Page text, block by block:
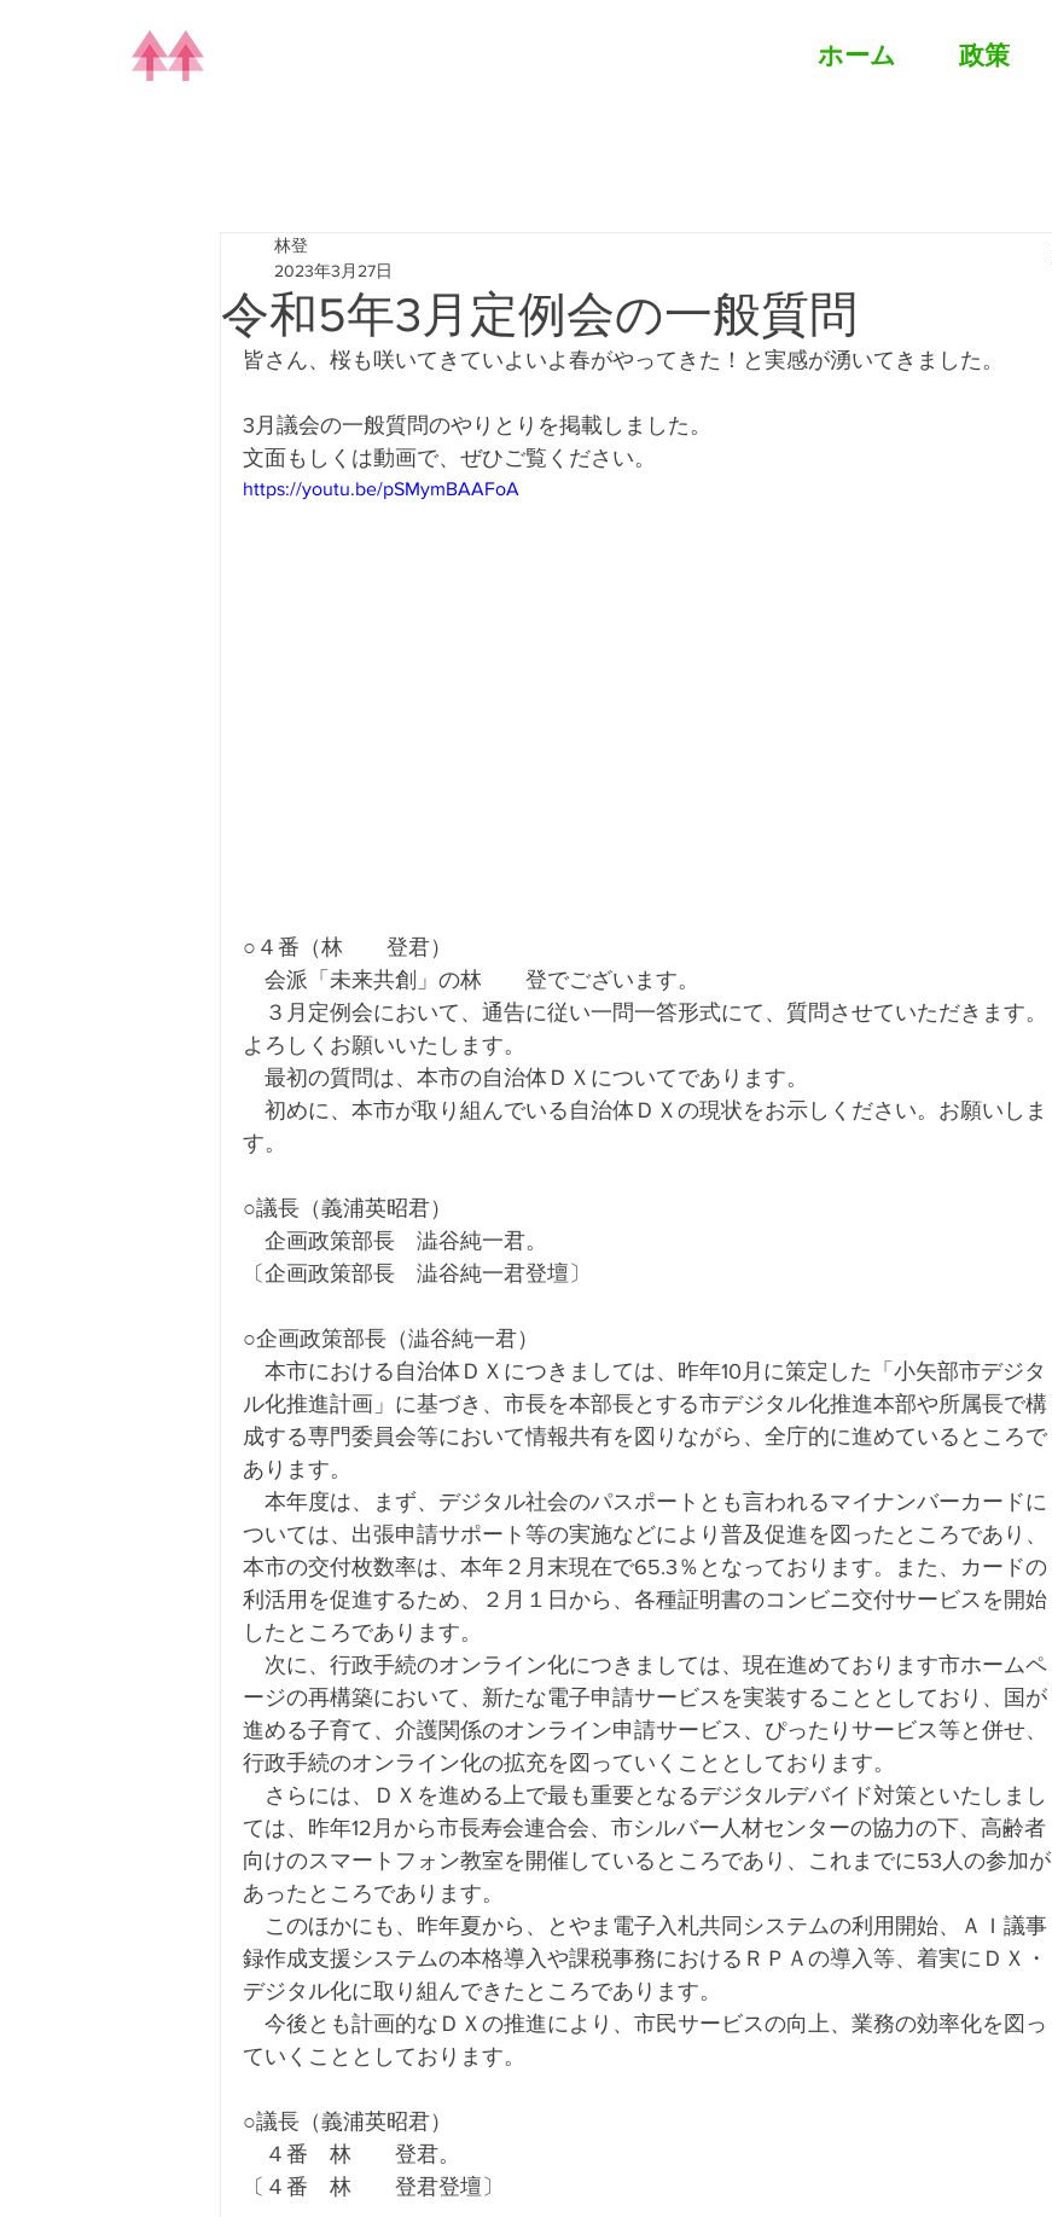
ホーム 政策
令和5年3月定例会の一般質問
林登
2023年3月27日
皆さん、桜も咲いてきていよいよ春がやってきた！と実感が湧いてきました。
3月議会の一般質問のやりとりを掲載しました。
文面もしくは動画で、ぜひご覧ください。
https://youtu.be/pSMymBAAFoA
○４番（林　　登君）
会派「未来共創」の林　　登でございます。
３月定例会において、通告に従い一問一答形式にて、質問させていただきます。
よろしくお願いいたします。
最初の質問は、本市の自治体ＤＸについてであります。
初めに、本市が取り組んでいる自治体ＤＸの現状をお示しください。お願いしま
す。
○議長（義浦英昭君）
企画政策部長　澁谷純一君。
〔企画政策部長　澁谷純一君登壇〕
○企画政策部長（澁谷純一君）
本市における自治体ＤＸにつきましては、昨年10月に策定した「小矢部市デジタ
ル化推進計画」に基づき、市長を本部長とする市デジタル化推進本部や所属長で構
成する専門委員会等において情報共有を図りながら、全庁的に進めているところで
あります。
本年度は、まず、デジタル社会のパスポートとも言われるマイナンバーカードに
ついては、出張申請サポート等の実施などにより普及促進を図ったところであり、
本市の交付枚数率は、本年２月末現在で65.3％となっております。また、カードの
利活用を促進するため、２月１日から、各種証明書のコンビニ交付サービスを開始
したところであります。
次に、行政手続のオンライン化につきましては、現在進めております市ホームペ
ージの再構築において、新たな電子申請サービスを実装することとしており、国が
進める子育て、介護関係のオンライン申請サービス、ぴったりサービス等と併せ、
行政手続のオンライン化の拡充を図っていくこととしております。
さらには、ＤＸを進める上で最も重要となるデジタルデバイド対策といたしまし
ては、昨年12月から市長寿会連合会、市シルバー人材センターの協力の下、高齢者
向けのスマートフォン教室を開催しているところであり、これまでに53人の参加が
あったところであります。
このほかにも、昨年夏から、とやま電子入札共同システムの利用開始、ＡＩ議事
録作成支援システムの本格導入や課税事務におけるＲＰＡの導入等、着実にＤＸ・
デジタル化に取り組んできたところであります。
今後とも計画的なＤＸの推進により、市民サービスの向上、業務の効率化を図っ
ていくこととしております。
○議長（義浦英昭君）
４番　林　　登君。
〔４番　林　　登君登壇〕